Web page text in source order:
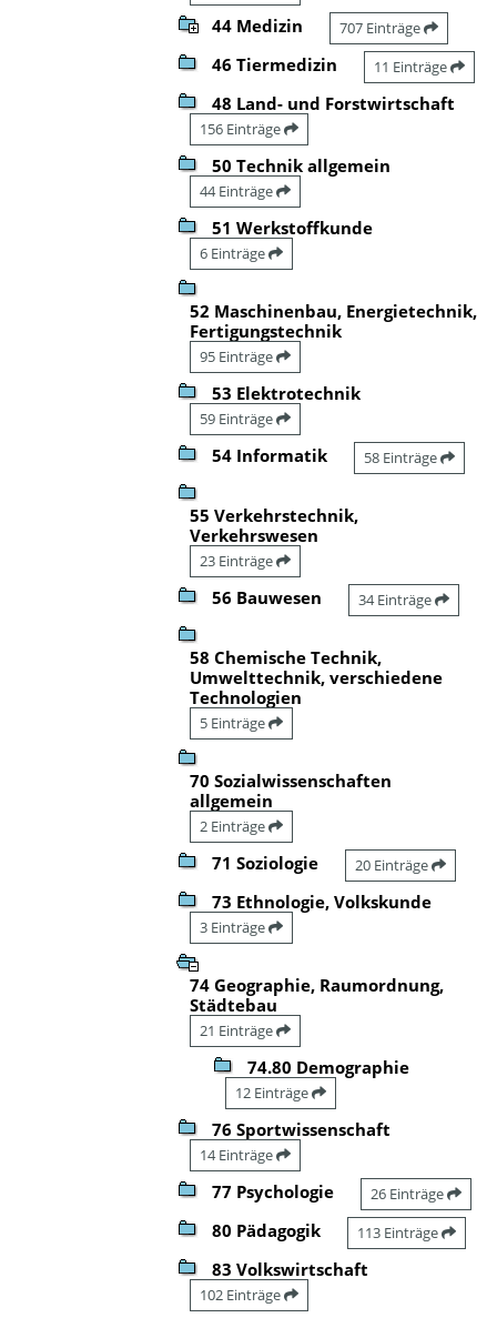
44 Medizin 707 Einträge
46 Tiermedizin 11 Einträge
48 Land- und Forstwirtschaft
156 Einträge
50 Technik allgemein
44 Einträge
51 Werkstoffkunde
6 Einträge
52 Maschinenbau, Energietechnik,
Fertigungstechnik
95 Einträge
53 Elektrotechnik
59 Einträge
54 Informatik 58 Einträge
55 Verkehrstechnik,
Verkehrswesen
23 Einträge
56 Bauwesen 34 Einträge
58 Chemische Technik,
Umwelttechnik, verschiedene
Technologien
5 Einträge
70 Sozialwissenschaften
allgemein
2 Einträge
71 Soziologie 20 Einträge
73 Ethnologie, Volkskunde
3 Einträge
74 Geographie, Raumordnung,
Städtebau
21 Einträge
74.80 Demographie
12 Einträge
76 Sportwissenschaft
14 Einträge
77 Psychologie 26 Einträge
80 Pädagogik 113 Einträge
83 Volkswirtschaft
102 Einträge